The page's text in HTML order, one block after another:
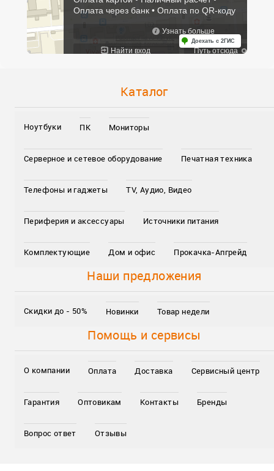
Каталог
Ноутбуки ПК Мониторы
Серверное и сетевое оборудование Печатная техника
Телефоны и гаджеты TV, Аудио, Видео
Периферия и аксессуары Источники питания
Комплектующие Дом и офис Прокачка-Апгрейд
Наши предложения
Скидки до - 50% Новинки Товар недели
Помощь и сервисы
О компании Оплата Доставка Сервисный центр
Гарантия Оптовикам Контакты Бренды
Вопрос ответ Отзывы